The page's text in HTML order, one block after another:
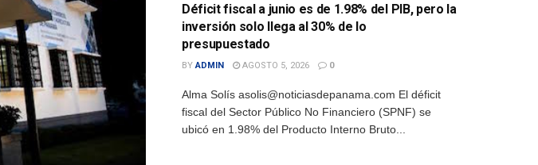
Déficit fiscal a junio es de 1.98% del PIB, pero la
inversión solo llega al 30% de lo
presupuestado
BY ADMIN AGOSTO 5, 2026 0
Alma Solís asolis@noticiasdepanama.com El déficit
fiscal del Sector Público No Financiero (SPNF) se
ubicó en 1.98% del Producto Interno Bruto...